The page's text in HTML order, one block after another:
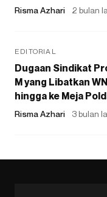
Risma Azhari 2 bulan
EDITORIAL
Dugaan Sindikat
M yang Libatkan
hingga ke Meja
Risma Azhari 3 bulan